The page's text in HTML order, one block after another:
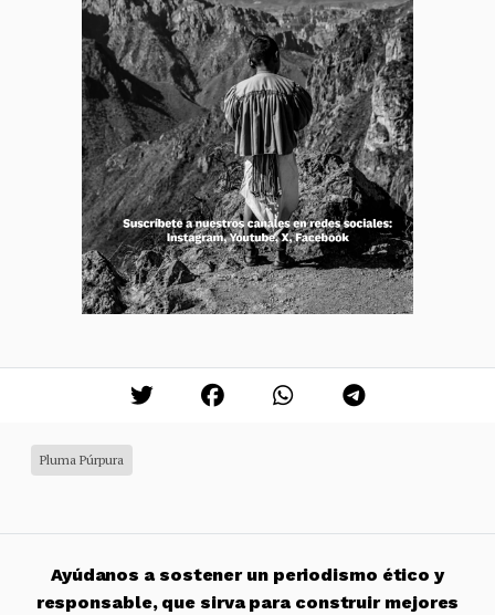
Pluma Púrpura
Ayúdanos a sostener un periodismo ético y
responsable, que sirva para construir mejores